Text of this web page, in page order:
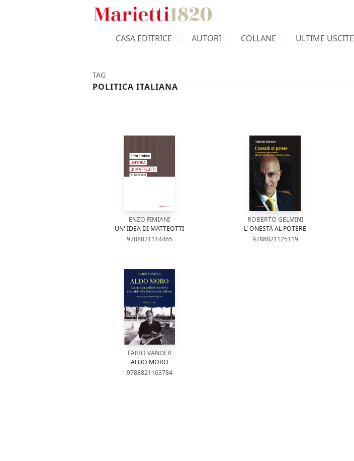
CASA EDITRICE AUTORI COLLANE ULTIME USCITE
TAG
POLITICA ITALIANA
ENZO FIMIANI
UN' IDEA DI MATTEOTTI
9788821114465
ROBERTO GELMINI
L' ONESTÀ AL POTERE
9788821125119
FABIO VANDER
ALDO MORO
9788821163784